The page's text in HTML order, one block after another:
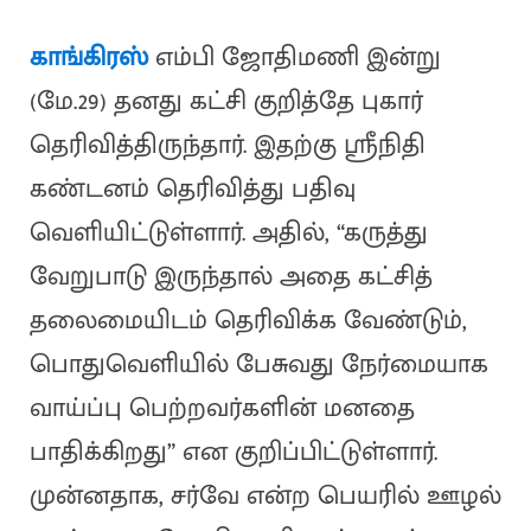
காங்கிரஸ்எம்பி ஜோதிமணி இன்று
(மே.29) தனது கட்சி குறித்தே புகார்
தெரிவித்திருந்தார். இதற்கு ஸ்ரீநிதி
கண்டனம் தெரிவித்து பதிவு
வெளியிட்டுள்ளார். அதில், “கருத்து
வேறுபாடு இருந்தால் அதை கட்சித்
தலைமையிடம் தெரிவிக்க வேண்டும்,
பொதுவெளியில் பேசுவது நேர்மையாக
வாய்ப்பு பெற்றவர்களின் மனதை
பாதிக்கிறது” என குறிப்பிட்டுள்ளார்.
முன்னதாக, சர்வே என்ற பெயரில் ஊழல்